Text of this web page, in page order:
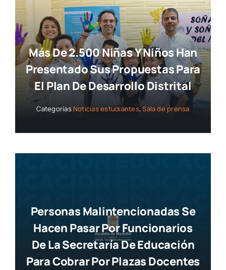
Más De 2.500 Niñas Y Niños Han
Presentado Sus Propuestas Para
El Plan De Desarrollo Distrital
Categorías Noticias estudiantes,Sala de prensa
Personas Malintencionadas Se
Hacen Pasar Por Funcionarios
De La Secretaría De Educación
Para Cobrar Por Plazas Docentes